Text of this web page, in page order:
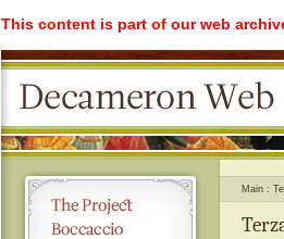
This content is part of our web
Main